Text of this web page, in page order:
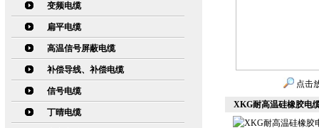
变频电缆
扁平电缆
高温信号屏蔽电缆
补偿导线、补偿电缆
信号电缆
丁晴电缆
点击
XKG耐高温硅橡胶电